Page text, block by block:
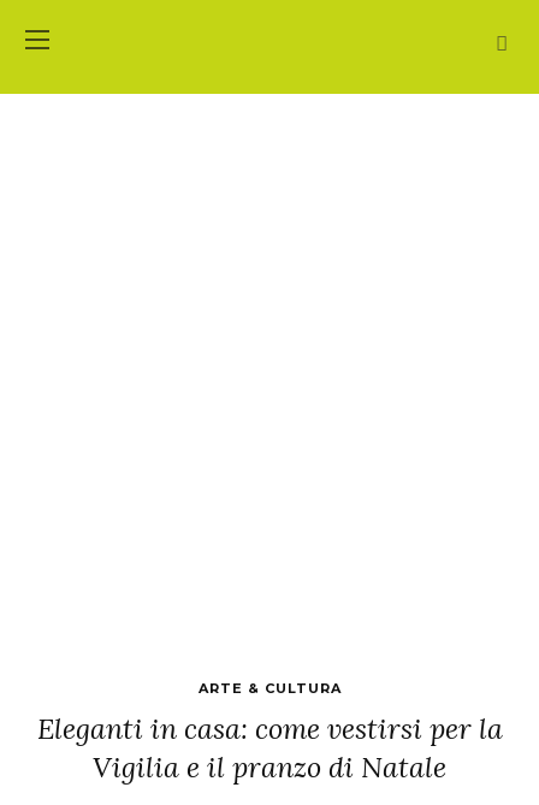
ARTE & CULTURA
Eleganti in casa: come vestirsi per la
Vigilia e il pranzo di Natale